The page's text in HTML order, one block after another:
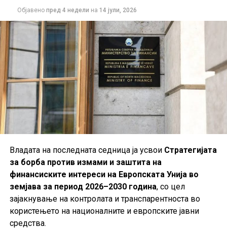
Објавено пред 4 недели на 14 јули, 2026
Владата на последната седница ја усвои Стратегијата
за борба против измами и заштита на
финансиските интереси на Европската Унија во
земјава за период 2026–2030 година, со цел
зајакнување на контролата и транспарентноста во
користењето на националните и европските јавни
средства.